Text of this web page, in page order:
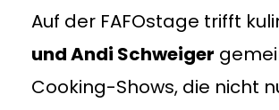
Auf der FAFOstage trifft
und Andi Schweiger
Cooking-Shows, die nicht